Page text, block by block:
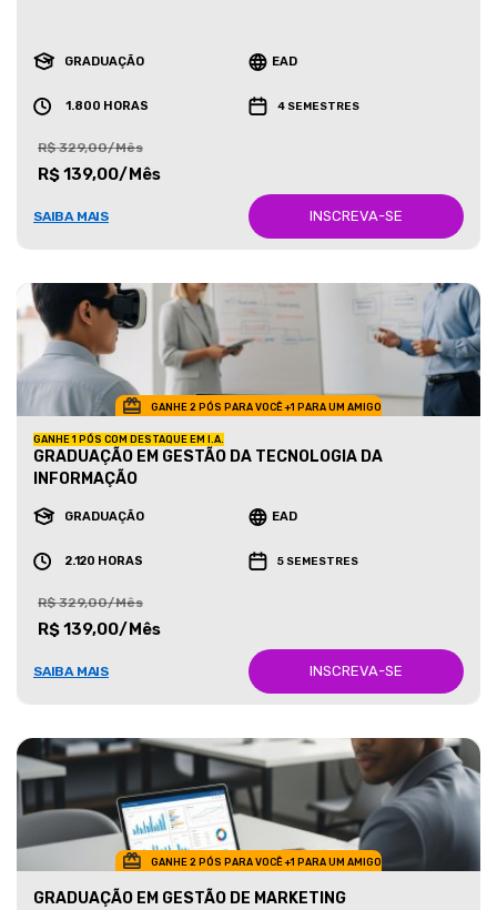
GRADUAÇÃO EAD
1.800 HORAS 4 SEMESTRES
R$ 329,00/Mês
R$ 139,00/Mês
SAIBA MAIS INSCREVA-SE
GANHE 2 PÓS PARA VOCÊ +1 PARA UM AMIGO
GANHE 1 PÓS COM DESTAQUE EM I.A.
GRADUAÇÃO EM GESTÃO DA TECNOLOGIA DA
INFORMAÇÃO
GRADUAÇÃO EAD
2.120 HORAS 5 SEMESTRES
R$ 329,00/Mês
R$ 139,00/Mês
SAIBA MAIS INSCREVA-SE
GANHE 2 PÓS PARA VOCÊ +1 PARA UM AMIGO
GRADUAÇÃO EM GESTÃO DE MARKETING